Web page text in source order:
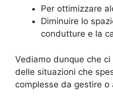
Per ottimizzare
Diminuire lo
condutture e la
Vediamo dunque che
delle situazioni che
complesse da gestire o